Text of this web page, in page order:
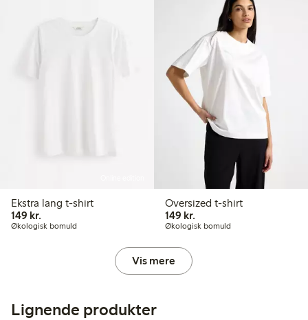
Ekstra lang t-shirt
149 kr.
Økologisk bomuld
Oversized t-shirt
149 kr.
Økologisk bomuld
Vis mere
Lignende produkter